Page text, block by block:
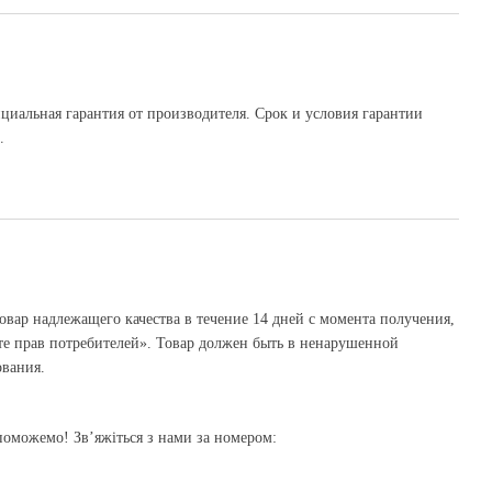
гарантия от производителя. Срок и условия гарантии
надлежащего качества в течение 14 дней с момента получения,
прав потребителей». Товар должен быть в ненарушенной
Зв’яжіться з нами за номером: